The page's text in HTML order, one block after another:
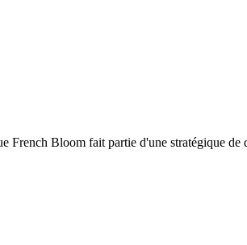
Bloom fait partie d'une stratégique de